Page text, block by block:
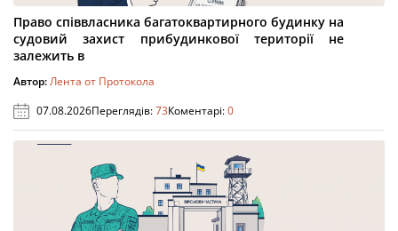
Право співвласника багатоквартирного будинку на
судовий захист прибудинкової території не
залежить в
Автор:Лента от Протокола
07.08.2026Переглядів:73Коментарі:0